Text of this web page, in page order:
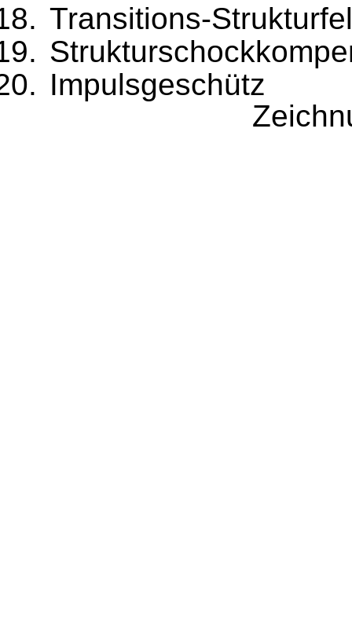
Transitions-
Impulsgeschütz